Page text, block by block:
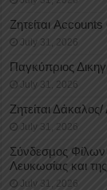
Ζητείται
July 31, 2026
Παγκύπριος
July 31, 2026
Ζητείται
July 31, 2026
Σύνδεσμος Φίλων
Λευκωσίας και
July 31, 2026